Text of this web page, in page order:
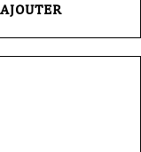
AJOUTER